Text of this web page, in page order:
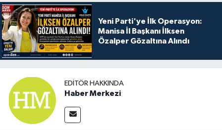
Yeni Parti'ye İlk Operasyon:
Manisa İl Başkanı İlksen
Özalper Gözaltına Alındı
EDITÖR HAKKINDA
Haber Merkezi